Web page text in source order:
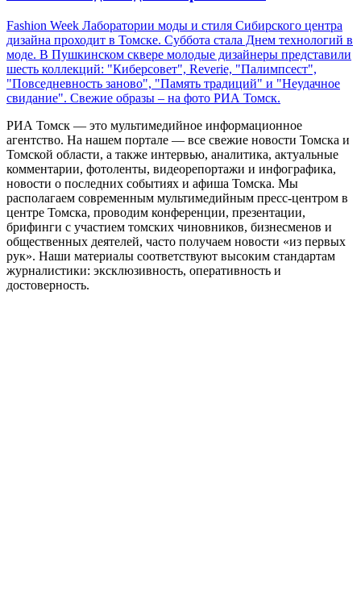
Fashion Week Лаборатории моды и стиля Сибирского центра
дизайна проходит в Томске. Суббота стала Днем технологий в
моде. В Пушкинском сквере молодые дизайнеры представили
шесть коллекций: "Киберсовет", Reverie, "Палимпсест",
"Повседневность заново", "Память традиций" и "Неудачное
свидание". Свежие образы – на фото РИА Томск.
РИА Томск — это мультимедийное информационное
агентство. На нашем портале — все свежие новости Томска и
Томской области, а также интервью, аналитика, актуальные
комментарии, фотоленты, видеорепортажи и инфографика,
новости о последних событиях и афиша Томска. Мы
располагаем современным мультимедийным пресс-центром в
центре Томска, проводим конференции, презентации,
брифинги с участием томских чиновников, бизнесменов и
общественных деятелей, часто получаем новости «из первых
рук». Наши материалы соответствуют высоким стандартам
журналистики: эксклюзивность, оперативность и
достоверность.